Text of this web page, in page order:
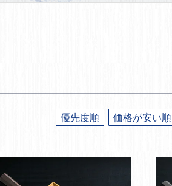
優先度順 価格が安い順